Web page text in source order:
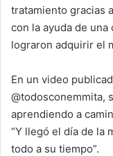
tratamiento gracias
con la ayuda de
lograron adquirir el
En un video
@todosconemmita,
aprendiendo a
“Y llegó el día de la
todo a su tiempo”.